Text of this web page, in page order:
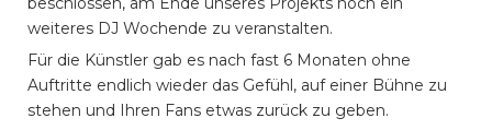
weiteres DJ Wochende zu veranstalten.
Für die Künstler gab es nach fast 6 Monaten ohne
Auftritte endlich wieder das Gefühl, auf einer Bühne zu
stehen und Ihren Fans etwas zurück zu geben.